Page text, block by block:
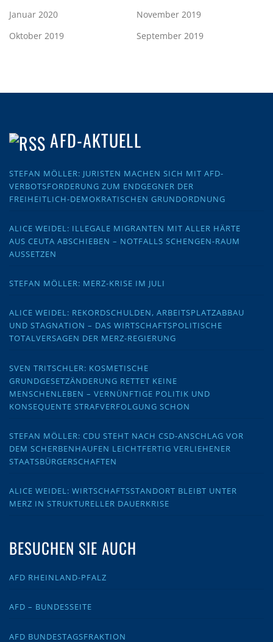
Januar 2020
November 2019
Oktober 2019
September 2019
AFD-AKTUELL
STEFAN MÖLLER: JURISTEN MACHEN SICH MIT AFD-
VERBOTSFORDERUNG ZUM ENDGEGNER DER
FREIHEITLICH-DEMOKRATISCHEN GRUNDORDNUNG
ALICE WEIDEL: ILLEGALE MIGRANTEN MIT ALLER HÄRTE
AUS CEUTA ABSCHIEBEN – NOTFALLS SCHENGEN-RAUM
AUSSETZEN
STEFAN MÖLLER: MERZ-KRISE IM JULI
ALICE WEIDEL: REKORDSCHULDEN, ARBEITSPLATZABBAU
UND STAGNATION – DAS WIRTSCHAFTSPOLITISCHE
TOTALVERSAGEN DER MERZ-REGIERUNG
SVEN TRITSCHLER: KOSMETISCHE
GRUNDGESETZÄNDERUNG RETTET KEINE
MENSCHENLEBEN – VERNÜNFTIGE POLITIK UND
KONSEQUENTE STRAFVERFOLGUNG SCHON
STEFAN MÖLLER: CDU STEHT NACH CSD-ANSCHLAG VOR
DEM SCHERBENHAUFEN LEICHTFERTIG VERLIEHENER
STAATSBÜRGERSCHAFTEN
ALICE WEIDEL: WIRTSCHAFTSSTANDORT BLEIBT UNTER
MERZ IN STRUKTURELLER DAUERKRISE
BESUCHEN SIE AUCH
AFD RHEINLAND-PFALZ
AFD – BUNDESSEITE
AFD BUNDESTAGSFRAKTION